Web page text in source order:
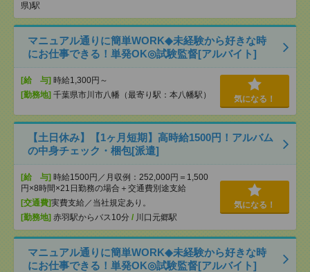
県)駅
マニュアル通りに簡単WORK◆未経験から好きな時
にお仕事できる！単発OK◎試験監督[アルバイト]
[給 与] 時給1,300円～
[勤務地] 千葉県市川市八幡（最寄り駅：本八幡駅） 気になる！
【土日休み】【1ヶ月短期】高時給1500円！アルバム
の中身チェック・梱包[派遣]
[給 与] 時給1500円／月収例：252,000円＝1,500
円×8時間×21日勤務の場合＋交通費別途支給
[交通費]実費支給／当社規定あり。
[勤務地] 赤羽駅からバス10分 / 川口元郷駅
気になる！
マニュアル通りに簡単WORK◆未経験から好きな時
にお仕事できる！単発OK◎試験監督[アルバイト]